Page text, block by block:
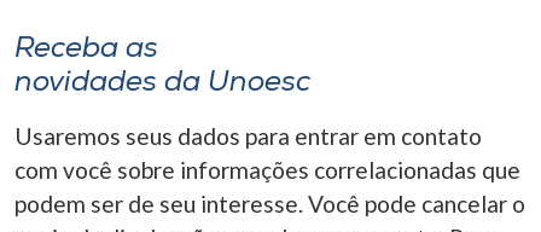
Receba as
novidades da Unoesc
Usaremos seus dados para entrar em contato
com você sobre informações correlacionadas que
podem ser de seu interesse. Você pode cancelar o